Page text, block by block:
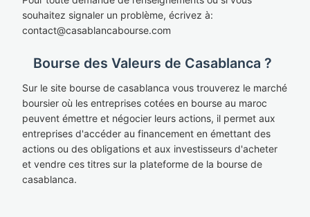
souhaitez signaler un problème, écrivez à:
contact@casablancabourse.com
Bourse des Valeurs de Casablanca ?
Sur le site bourse de casablanca vous trouverez le marché
boursier où les entreprises cotées en bourse au maroc
peuvent émettre et négocier leurs actions, il permet aux
entreprises d'accéder au financement en émettant des
actions ou des obligations et aux investisseurs d'acheter
et vendre ces titres sur la plateforme de la bourse de
casablanca.